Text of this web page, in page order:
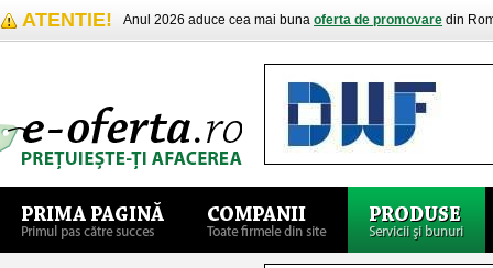
ATENTIE! Anul 2026 aduce cea mai buna oferta de promovare din